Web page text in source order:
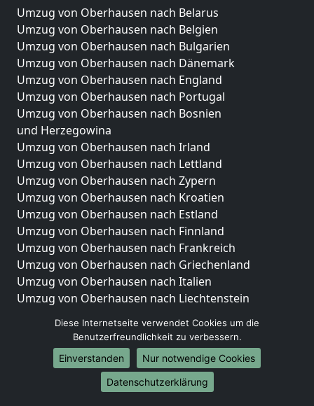
Umzug von Oberhausen nach Belarus
Umzug von Oberhausen nach Belgien
Umzug von Oberhausen nach Bulgarien
Umzug von Oberhausen nach Dänemark
Umzug von Oberhausen nach England
Umzug von Oberhausen nach Portugal
Umzug von Oberhausen nach Bosnien
und Herzegowina
Umzug von Oberhausen nach Irland
Umzug von Oberhausen nach Lettland
Umzug von Oberhausen nach Zypern
Umzug von Oberhausen nach Kroatien
Umzug von Oberhausen nach Estland
Umzug von Oberhausen nach Finnland
Umzug von Oberhausen nach Frankreich
Umzug von Oberhausen nach Griechenland
Umzug von Oberhausen nach Italien
Umzug von Oberhausen nach Liechtenstein
Umzug von Oberhausen nach Niederlande
Umzug von Oberhausen nach Norwegen
Umzüge-Deutschlandweit
Diese Internetseite verwendet Cookies um die
Benutzerfreundlichkeit zu verbessern.
Einverstanden
Nur notwendige Cookies
Datenschutzerklärung